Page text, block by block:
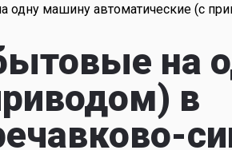
одну машину автоматические (с
на
в